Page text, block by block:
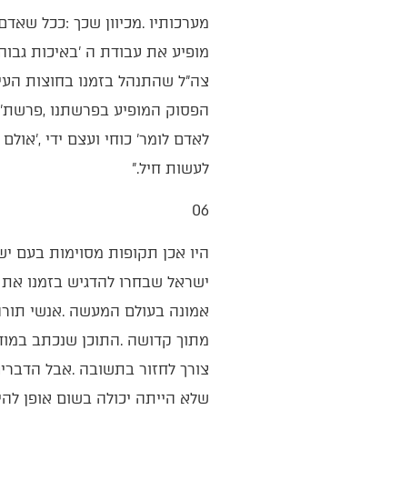
‬לאדם‭ ‬לומר‭ ‬‮'‬כוחי‭ ‬ועצם‭ ‬ידי‮'‬‭, ‬אולם‭ ‬בתנאי‭ ‬שלא‭ ‬נשכח‭ ‬להוסיף‭ ‬את‭ ‬המשך‭ ‬הפסוק‭: ‬‮"‬וזכרת‭ ‬את‭ ‬ה‮'‬‭
‬לעשות‭ ‬חיל‮"‬‭.‬
06‭ ‬
‬שלא‭ ‬הייתה‭ ‬יכולה‭ ‬בשום‭ ‬אופן‭ ‬להיווצר‭ ‬בלעדי‭ ‬ה‮'‬‭